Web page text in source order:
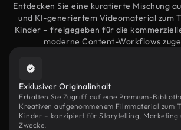
Entdecken Sie eine kuratierte Mischung
und KI-generiertem Videomaterial zum
Kinder – freigegeben für die
moderne Content-Workflows
Exklusiver Originalinhalt
Erhalten Sie Zugriff auf eine Premium-
Kreativen aufgenommenem Filmmaterial zum
Kinder – konzipiert für Storytelling, Marketing
Zwecke.